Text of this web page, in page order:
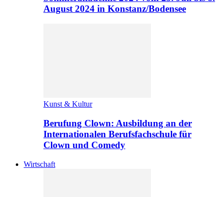
August 2024 in Konstanz/Bodensee
Kunst & Kultur
Berufung Clown: Ausbildung an der
Internationalen Berufsfachschule für
Clown und Comedy
Wirtschaft